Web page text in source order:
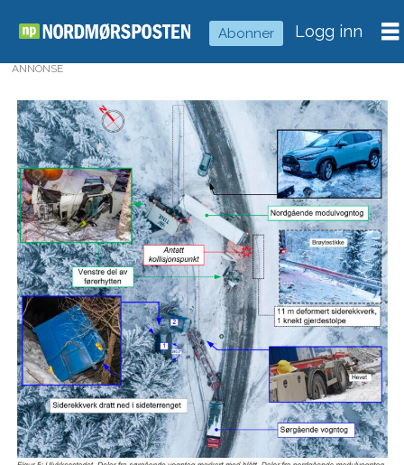
Abonner Logg inn
ANNONSE